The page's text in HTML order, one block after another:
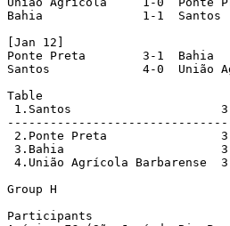
Bahia              1-1  Santos
[Jan 12]
Ponte Preta        3-1  Bahia
Santos             4-0  União
Table
1.Santos                     3
2.Ponte Preta
3.Bahia                      3
4.União Agrícola
Group H
Participants